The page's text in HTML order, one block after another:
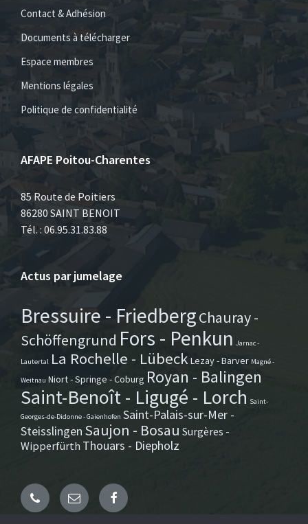
Contact & Adhésion
Documents à télécharger
Espace membres
Mentions légales
Politique de confidentialité
AFAPE Poitou-Charentes
85 Route de Poitiers
86280 SAINT BENOIT
Tél. : 06.95.31.83.88
Actus par jumelage
Bressuire - FriedbergChauray -
Schöffengrund Fors - Penkun Jarnac -
Lautertal La Rochelle - Lübeck Lezay - Barver Magné -
Weitnau Niort - Springe - Coburg Royan - Balingen
Saint-Benoît - Ligugé - Lorch Saint-
Georges-de-Didonne - Gaienhofen Saint-Palais-sur-Mer -
Steisslingen Saujon - Bosau Surgères -
Wipperfürth Thouars - Diepholz
Email Facebook